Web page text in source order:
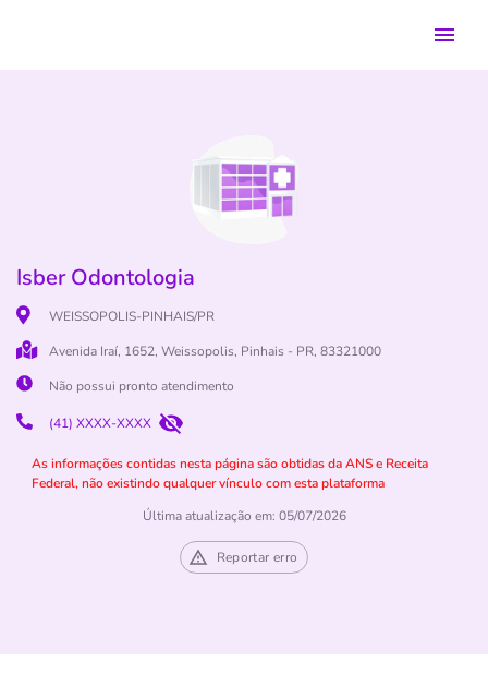
Isber Odontologia
WEISSOPOLIS-PINHAIS/PR
Avenida Iraí, 1652, Weissopolis, Pinhais - PR, 83321000
Não possui pronto atendimento
(41) XXXX-XXXX
As informações contidas nesta página são obtidas da ANS e Receita
Federal, não existindo qualquer vínculo com esta plataforma
Última atualização em: 05/07/2026
Reportar erro